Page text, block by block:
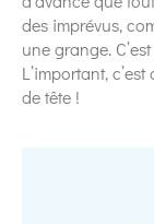
des imprévus,
une grange.
L’important,
de tête !